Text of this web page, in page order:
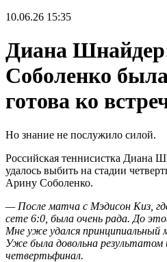
10.06.26 15:35
Диана
Соболенко
готова ко
Но знание не послужило силой.
Российская теннисистка Диана
удалось выбить на стадии
Арину Соболенко.
— После матча с Мэдисон Киз,
сете 6:0, была очень рада. До
Мне уже удался принципиальный
Уже была довольна результатом
четвертьфинал.